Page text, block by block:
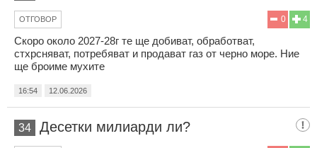
4
0
ОТГОВОР
Скоро около 2027-28г те ще добиват, обработват,
стхрсняват, потребяват и продават газ от черно море. Ние
ще броиме мухите
16:54 12.06.2026
34 Десетки милиарди ли?